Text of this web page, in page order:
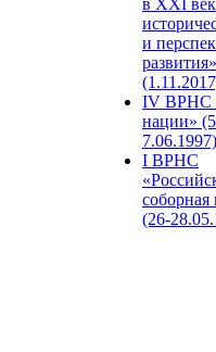
в XXI
и
развития»
IV ВРНС
нации»
7.06.1997)
I ВРНС
(26-